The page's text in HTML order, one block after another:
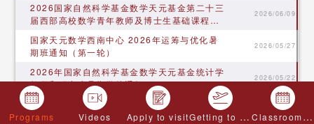
Programs Videos Apply to visit Getting to Chengdu Classroom application
​2026国家自然科学基金数学天元基金第二十三
届西部高校数学青年教师及博士生基础课程暑
2026/06/09
国家天元数学西南中心 2026年运筹与优化暑
期班通知（第一轮）
2026/05/27
​2026年国家自然科学基金数学天元基金统计学
教师和研究生暑期学校通知
2026/05/22
“天元数学前沿重点专项项目：障碍型自由边界
问题” 项目启动会顺利召开
2026/05/12